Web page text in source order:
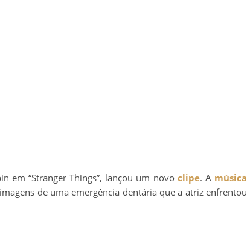
em “Stranger Things”, lançou um novo clipe. A música
de uma emergência dentária que a atriz enfrentou